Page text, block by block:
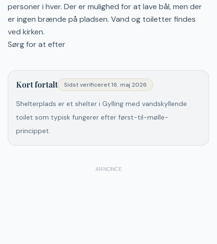
personer i hver. Der er mulighed for at lave bål, men der
er ingen brænde på pladsen. Vand og toiletter findes
ved kirken.
Sørg for at efter
Kort fortalt Sidst verificeret16. maj 2026
Shelterplads er et shelter i Gylling med vandskyllende
toilet som typisk fungerer efter først-til-mølle-
princippet.
ANNONCE